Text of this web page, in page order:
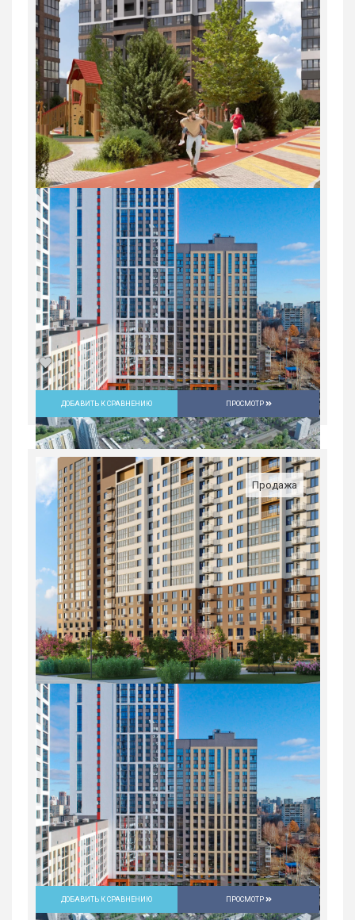
Студия в ЖК «Русь» на ВИЗе...
Россия, Свердловская область,
Екатеринбург
5 082 300 руб.
1 18/31
ДОБАВИТЬ К СРАВНЕНИЮ ПРОСМОТР
Продажа
ДОБАВИТЬ К СРАВНЕНИЮ ПРОСМОТР